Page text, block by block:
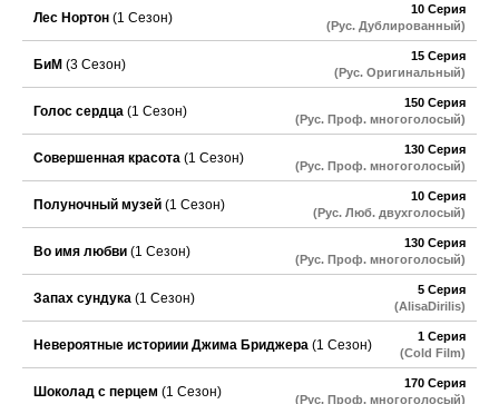
Лес Нортон (1 Сезон)
10 Серия
(Рус. Дублированный)
БиМ (3 Сезон)
15 Серия
(Рус. Оригинальный)
Голос сердца (1 Сезон)
150 Серия
(Рус. Проф. многоголосый)
Совершенная красота (1 Сезон)
130 Серия
(Рус. Проф. многоголосый)
Полуночный музей (1 Сезон)
10 Серия
(Рус. Люб. двухголосый)
Во имя любви (1 Сезон)
130 Серия
(Рус. Проф. многоголосый)
Запах сундука (1 Сезон)
5 Серия
(AlisaDirilis)
Невероятные историии Джима Бриджера (1 Сезон)
1 Серия
(Cold Film)
Шоколад с перцем (1 Сезон)
170 Серия
(Рус. Проф. многоголосый)